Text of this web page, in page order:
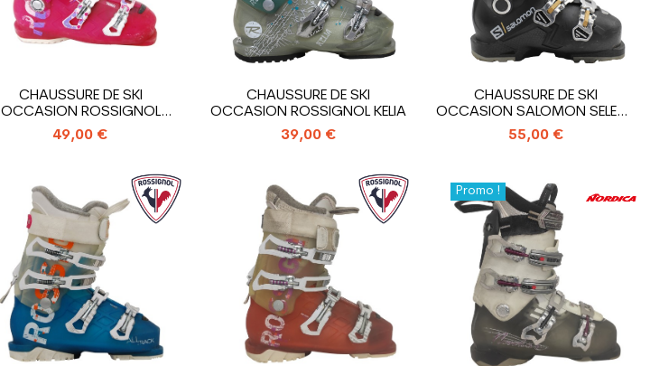
CHAUSSURE DE SKI
OCCASION ROSSIGNOL
ALLTRACK
49,00 €
CHAUSSURE DE SKI
OCCASION ROSSIGNOL KELIA
39,00 €
CHAUSSURE DE SKI
OCCASION SALOMON SELECT
HV R80 W
55,00 €
Promo !